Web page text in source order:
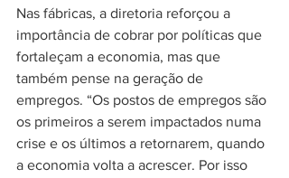
Nas fábricas, a diretoria reforçou a
importância de cobrar por políticas que
fortaleçam a economia, mas que
também pense na geração de
empregos. “Os postos de empregos são
os primeiros a serem impactados numa
crise e os últimos a retornarem, quando
a economia volta a acrescer. Por isso